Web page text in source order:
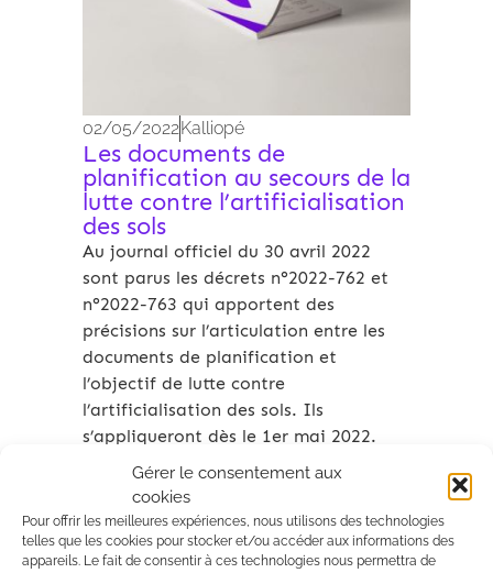
Gérer le consentement aux
cookies
Pour offrir les meilleures expériences, nous utilisons des technologies
telles que les cookies pour stocker et/ou accéder aux informations des
appareils. Le fait de consentir à ces technologies nous permettra de
02/05/2022Kalliopé
Les documents de
planification au secours de la
lutte contre l’artificialisation
des sols
Au journal officiel du 30 avril 2022
sont parus les décrets n°2022-762 et
n°2022-763 qui apportent des
précisions sur l’articulation entre les
documents de planification et
l’objectif de lutte contre
l’artificialisation des sols. Ils
s’appliqueront dès le 1er mai 2022.